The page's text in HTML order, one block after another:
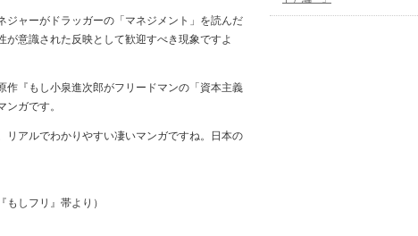
ジャーがドラッガーの「マネジメント」を読んだ
意識された反映として歓迎すべき現象ですよ
『もし小泉進次郎がフリードマンの「資本主義
ガです。
リアルでわかりやすい凄いマンガですね。日本の
しフリ』帯より）